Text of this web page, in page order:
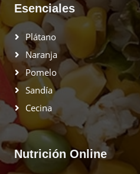
Esenciales
Plátano
Naranja
Pomelo
Sandía
Cecina
Nutrición Online